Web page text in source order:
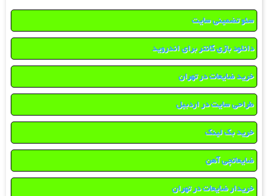
سئو تضمینی سایت
دانلود بازی کانتر برای اندروید
خرید ضایعات در تهران
طراحی سایت در اردبیل
خرید بک لینک
ضایعاتچی آهن
خریدار ضایعات در تهران